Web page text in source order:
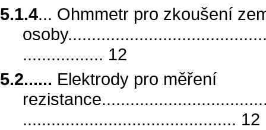
5.1.4... Ohmmetr pro zkoušení
................. 12
5.2...... Elektrody pro měření
............................................. 12